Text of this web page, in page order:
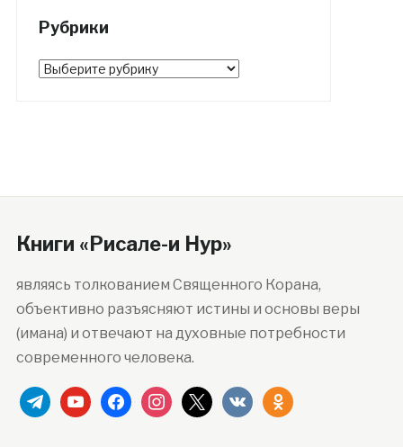
Рубрики
Рубрики
Книги «Рисале-и Нур»
являясь толкованием Священного Корана,
объективно разъясняют истины и основы веры
(имана) и отвечают на духовные потребности
современного человека.
telegramyoutubefacebookinstagram
x vkontakteodnoklassniki